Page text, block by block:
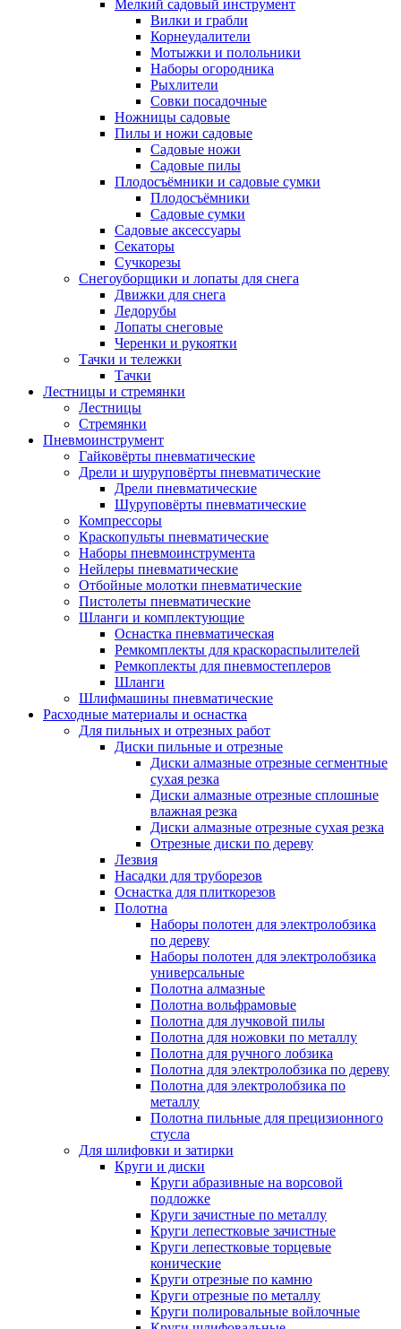
Мелкий садовый инструмент
Вилки и грабли
Корнеудалители
Мотыжки и полольники
Наборы огородника
Рыхлители
Совки посадочные
Ножницы садовые
Пилы и ножи садовые
Садовые ножи
Садовые пилы
Плодосъёмники и садовые сумки
Плодосъёмники
Садовые сумки
Садовые аксессуары
Секаторы
Сучкорезы
Снегоуборщики и лопаты для снега
Движки для снега
Ледорубы
Лопаты снеговые
Черенки и рукоятки
Тачки и тележки
Тачки
Лестницы и стремянки
Лестницы
Стремянки
Пневмоинструмент
Гайковёрты пневматические
Дрели и шуруповёрты пневматические
Дрели пневматические
Шуруповёрты пневматические
Компрессоры
Краскопульты пневматические
Наборы пневмоинструмента
Нейлеры пневматические
Отбойные молотки пневматические
Пистолеты пневматические
Шланги и комплектующие
Оснастка пневматическая
Ремкомплекты для краскораспылителей
Ремкоплекты для пневмостеплеров
Шланги
Шлифмашины пневматические
Расходные материалы и оснастка
Для пильных и отрезных работ
Диски пильные и отрезные
Диски алмазные отрезные сегментные
сухая резка
Диски алмазные отрезные сплошные
влажная резка
Диски алмазные отрезные сухая резка
Отрезные диски по дереву
Лезвия
Насадки для труборезов
Оснастка для плиткорезов
Полотна
Наборы полотен для электролобзика
по дереву
Наборы полотен для электролобзика
универсальные
Полотна алмазные
Полотна вольфрамовые
Полотна для лучковой пилы
Полотна для ножовки по металлу
Полотна для ручного лобзика
Полотна для электролобзика по дереву
Полотна для электролобзика по
металлу
Полотна пильные для прецизионного
стусла
Для шлифовки и затирки
Круги и диски
Круги абразивные на ворсовой
подложке
Круги зачистные по металлу
Круги лепестковые зачистные
Круги лепестковые торцевые
конические
Круги отрезные по камню
Круги отрезные по металлу
Круги полировальные войлочные